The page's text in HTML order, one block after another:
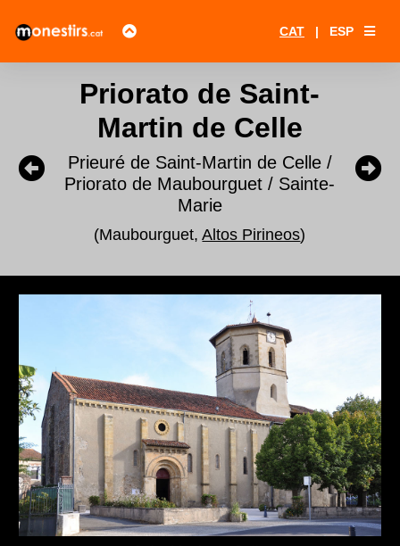
CAT | ESP
Priorato de Saint-
Martin de Celle
Prieuré de Saint-Martin de Celle /
Priorato de Maubourguet / Sainte-
Marie
(Maubourguet,Altos Pirineos)